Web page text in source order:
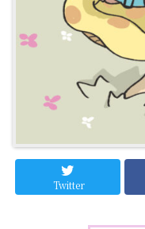
Twitter